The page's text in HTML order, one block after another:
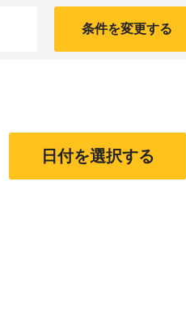
条件を変更する
日付を選択する